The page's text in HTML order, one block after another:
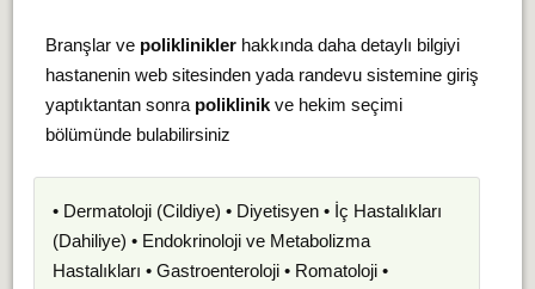
Branşlar ve polikliniklerhakkında daha detaylı bilgiyi
hastanenin web sitesinden yada randevu sistemine giriş
yaptıktantan sonra poliklinikve hekim seçimi
bölümünde bulabilirsiniz
• Dermatoloji (Cildiye) • Diyetisyen • İç Hastalıkları
(Dahiliye) • Endokrinoloji ve Metabolizma
Hastalıkları • Gastroenteroloji • Romatoloji •